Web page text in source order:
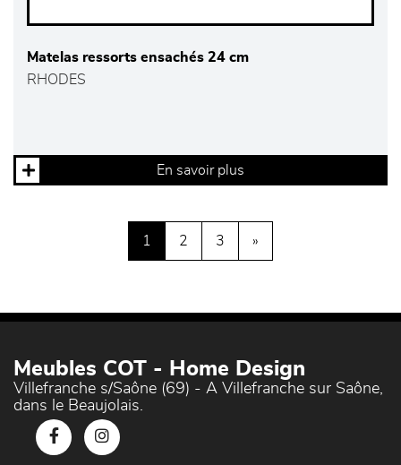
Matelas ressorts ensachés 24 cm
RHODES
En savoir plus
1 2 3 »
Meubles COT - Home Design
Villefranche s/Saône (69) - A Villefranche sur Saône,
dans le Beaujolais.